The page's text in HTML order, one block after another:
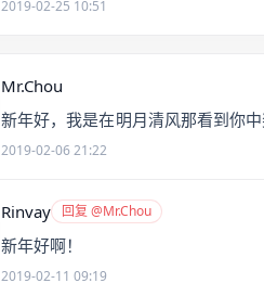
2019-02-25 10:51
Mr.Chou
新年好，我是在明月清风那看到你中
2019-02-06 21:22
Rinvay 回复 @Mr.Chou
新年好啊！
2019-02-11 09:19